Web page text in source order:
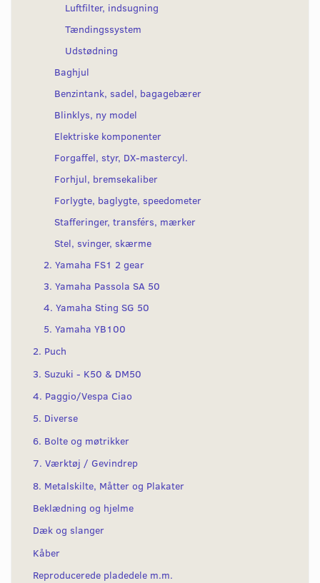
Luftfilter, indsugning
Tændingssystem
Udstødning
Baghjul
Benzintank, sadel, bagagebærer
Blinklys, ny model
Elektriske komponenter
Forgaffel, styr, DX-mastercyl.
Forhjul, bremsekaliber
Forlygte, baglygte, speedometer
Stafferinger, transférs, mærker
Stel, svinger, skærme
2. Yamaha FS1 2 gear
3. Yamaha Passola SA 50
4. Yamaha Sting SG 50
5. Yamaha YB100
2. Puch
3. Suzuki - K50 & DM50
4. Paggio/Vespa Ciao
5. Diverse
6. Bolte og møtrikker
7. Værktøj / Gevindrep
8. Metalskilte, Måtter og Plakater
Beklædning og hjelme
Dæk og slanger
Kåber
Reproducerede pladedele m.m.